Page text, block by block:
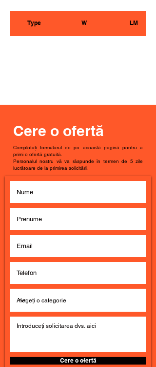
Type W LM
Cere o ofertă
Completați formularul de pe această pagină pentru a
primi o ofertă gratuită.
Personalul nostru vă va răspunde în termen de 5 zile
lucrătoare de la primirea solicitării.
Cere o ofertă